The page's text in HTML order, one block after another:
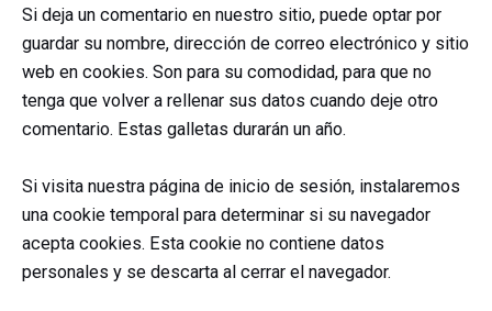
Si deja un comentario en nuestro sitio, puede optar por
guardar su nombre, dirección de correo electrónico y sitio
web en cookies. Son para su comodidad, para que no
tenga que volver a rellenar sus datos cuando deje otro
comentario. Estas galletas durarán un año.
Si visita nuestra página de inicio de sesión, instalaremos
una cookie temporal para determinar si su navegador
acepta cookies. Esta cookie no contiene datos
personales y se descarta al cerrar el navegador.